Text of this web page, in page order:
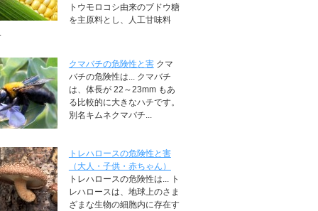
トウモロコシ由来のブドウ糖
を主原料とし、人工甘味料
クマバチの危険性と害 クマ
バチの危険性は... クマバチ
は、体長が 22～23mm もあ
る比較的に大きなハチです。
別名キムネクマバチ...
トレハロースの危険性と害
（大人・子供・赤ちゃん）
トレハロースの危険性は... ト
レハロースは、地球上のさま
ざまな生物の細胞内に存在す